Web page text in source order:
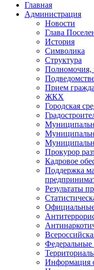
Главная
Администрация
Новости
Глава
История
Символика
Структура
Полномочия,
Прием
ЖКХ
Городская
Прокурор
Кадровое
Поддержка
Результаты
Федеральные
Информация